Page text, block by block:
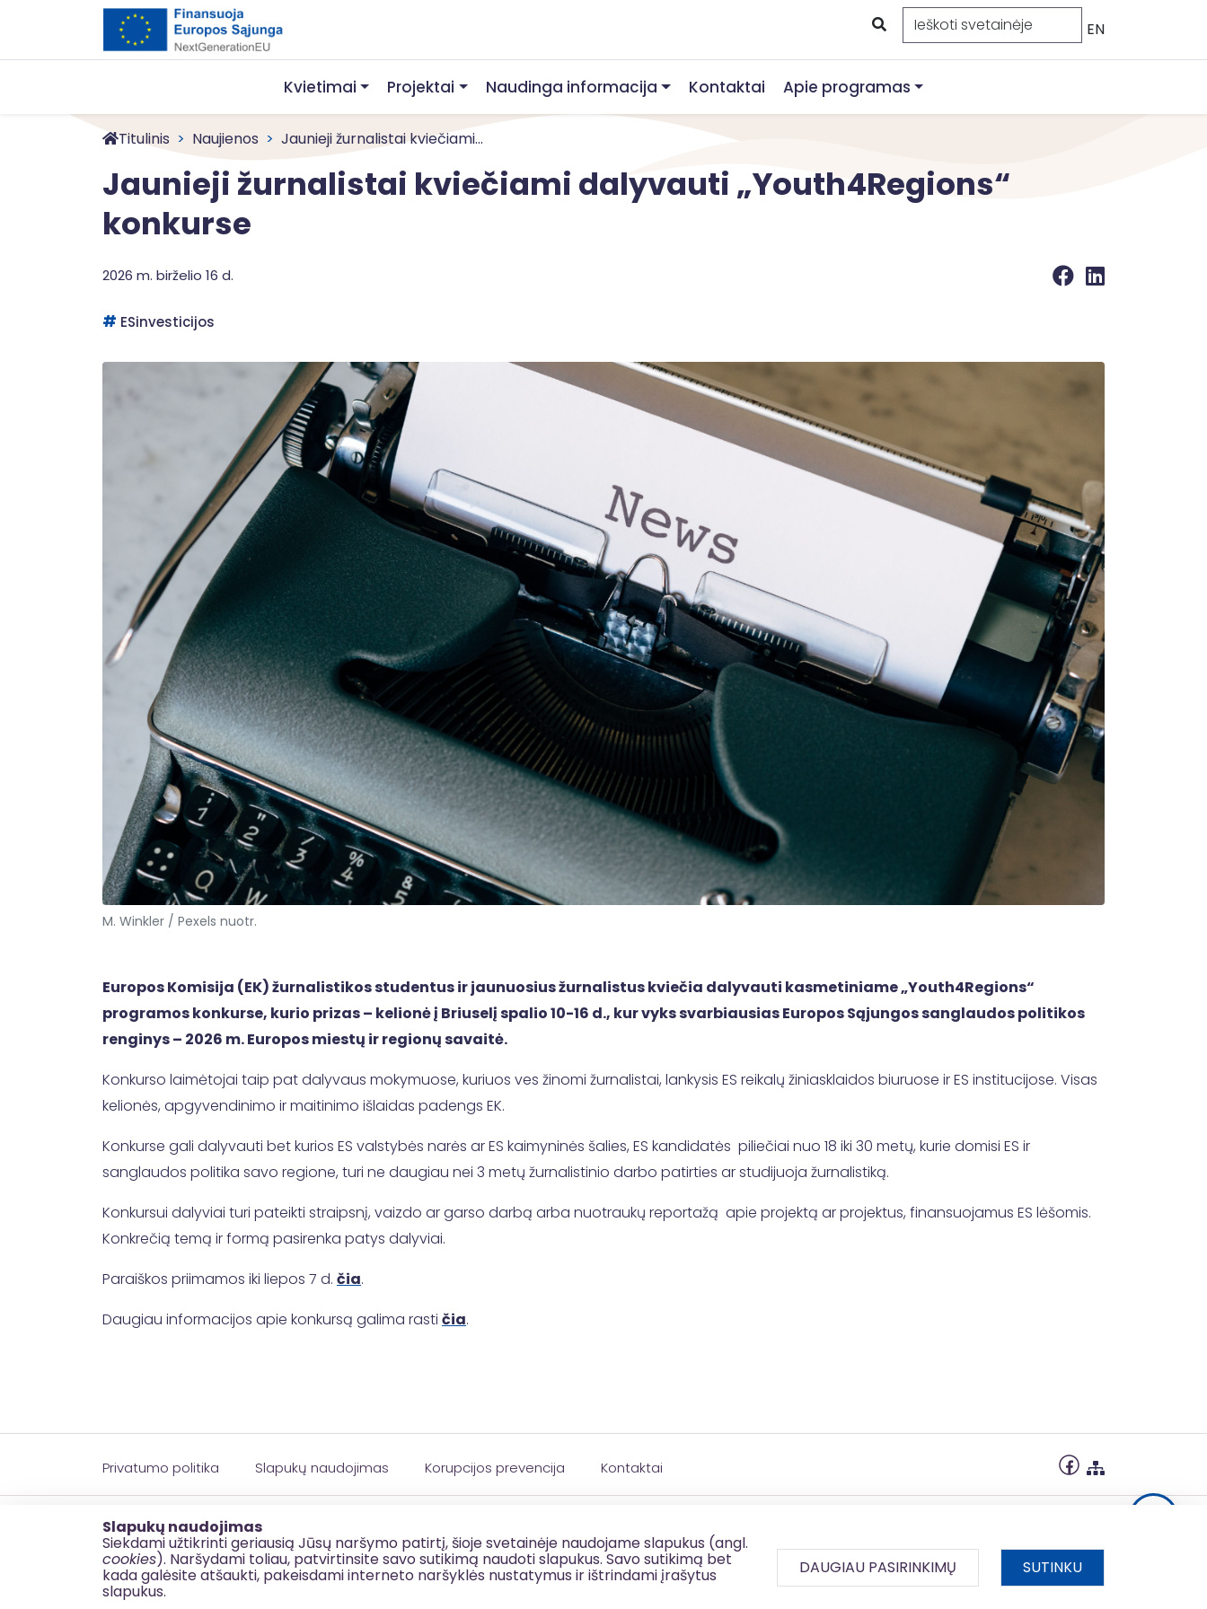
Slapukų naudojimas
Siekdami užtikrinti geriausią Jūsų naršymo patirtį, šioje svetainėje naudojame slapukus (angl.
cookies). Naršydami toliau, patvirtinsite savo sutikimą naudoti slapukus. Savo sutikimą bet
kada galėsite atšaukti, pakeisdami interneto naršyklės nustatymus ir ištrindami įrašytus
slapukus.
DAUGIAU PASIRINKIMŲ SUTINKU
EN
Kvietimai Projektai Naudinga informacija Kontaktai Apie programas
Titulinis Naujienos Jaunieji žurnalistai kviečiami...
Jaunieji žurnalistai kviečiami dalyvauti „Youth4Regions“
konkurse
2026 m. birželio 16 d.
ESinvesticijos
M. Winkler / Pexels nuotr.
Europos Komisija (EK) žurnalistikos studentus ir jaunuosius žurnalistus kviečia dalyvauti kasmetiniame „Youth4Regions“
programos konkurse, kurio prizas – kelionė į Briuselį spalio 10-16 d., kur vyks svarbiausias Europos Sąjungos sanglaudos politikos
renginys – 2026 m. Europos miestų ir regionų savaitė.
Konkurso laimėtojai taip pat dalyvaus mokymuose, kuriuos ves žinomi žurnalistai, lankysis ES reikalų žiniasklaidos biuruose ir ES institucijose. Visas
kelionės, apgyvendinimo ir maitinimo išlaidas padengs EK.
Konkurse gali dalyvauti bet kurios ES valstybės narės ar ES kaimyninės šalies, ES kandidatės piliečiai nuo 18 iki 30 metų, kurie domisi ES ir
sanglaudos politika savo regione, turi ne daugiau nei 3 metų žurnalistinio darbo patirties ar studijuoja žurnalistiką.
Konkursui dalyviai turi pateikti straipsnį, vaizdo ar garso darbą arba nuotraukų reportažą apie projektą ar projektus, finansuojamus ES lėšomis.
Konkrečią temą ir formą pasirenka patys dalyviai.
Paraiškos priimamos iki liepos 7 d. čia.
Daugiau informacijos apie konkursą galima rasti čia.
Privatumo politika Slapukų naudojimas Korupcijos prevencija Kontaktai
© 2026 esinvesticijos.lt